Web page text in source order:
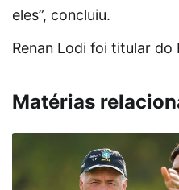
eles”, concluiu.
Renan Lodi foi titular do
Matérias